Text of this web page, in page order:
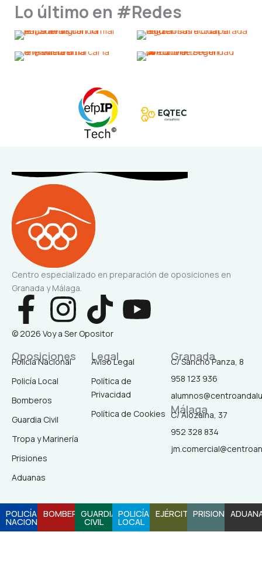
Lo último en #Redes
Centro especializado en preparación de oposiciones en
Granada y Málaga.
F
a
c
e
b
o
o
k
-
I
n
s
a
g
a
m
T
i
k
t
o
Y
u
© 2026 Voy a Ser Opositor
Oposiciones
Policía Nacional
Policía Local
Bomberos
Guardia Civil
Tropa y Marinería
Prisiones
Aduanas
Legal
Aviso Legal
Política de
Privacidad
Política de Cookies
Granada
C/ Sancho Panza, 8
958 123 936
Málaga
C/ Alozaina, 37
952 328 834
POLICÍA
NACIONAL
BOMBEROSGUARDIA
CIVIL
POLICÍA
LOCAL
EJÉRCITOPRISIONES